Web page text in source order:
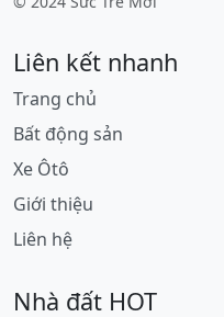
Liên kết nhanh
Trang chủ
Bất động sản
Xe Ôtô
Giới thiệu
Liên hệ
Nhà đất HOT